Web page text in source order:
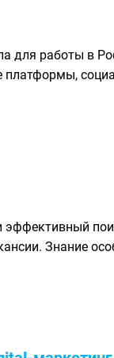
для работы в
платформы,
эффективный
Знание